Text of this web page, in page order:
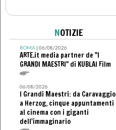
NOTIZIE
ROMA| 06/08/2026
ARTE.it media partner de "I
GRANDI MAESTRI" di KUBLAI Film
06/08/2026
I Grandi Maestri: da Caravaggio
a Herzog, cinque appuntamenti
al cinema con i giganti
dell'immaginario